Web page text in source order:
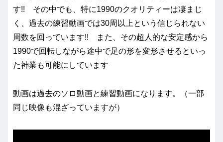
す!! その中でも、特に1990のクオリティーは凄まじ
く、過去の練習動画では30周以上という信じられない
周数を回っています!! また、その超人的な安定感から
1990で回転しながら途中で足の形を変形させるといっ
た神業も可能にしています
動画は過去のソロ動画と練習動画になります。（一部
同じ映像も混ざっていますが）